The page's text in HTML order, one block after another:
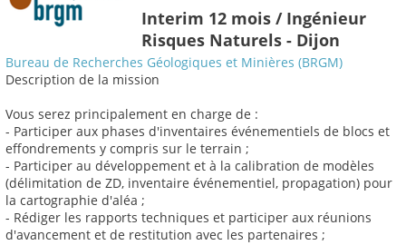
Interim 12 mois / Ingénieur
Risques Naturels - Dijon
Bureau de Recherches Géologiques et Minières (BRGM)
Description de la mission
Vous serez principalement en charge de :
- Participer aux phases d'inventaires événementiels de blocs et
effondrements y compris sur le terrain ;
- Participer au développement et à la calibration de modèles
(délimitation de ZD, inventaire événementiel, propagation) pour
la cartographie d'aléa ;
- Rédiger les rapports techniques et participer aux réunions
d'avancement et de restitution avec les partenaires ;